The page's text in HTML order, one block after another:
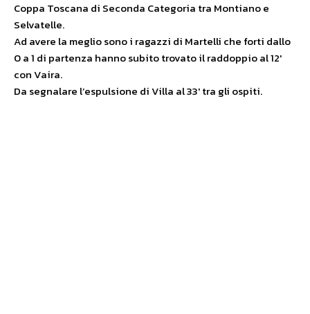
Coppa Toscana di Seconda Categoria tra Montiano e
Selvatelle.
Ad avere la meglio sono i ragazzi di Martelli che forti dallo
0 a 1 di partenza hanno subito trovato il raddoppio al 12′
con Vaira.
Da segnalare l’espulsione di Villa al 33′ tra gli ospiti.